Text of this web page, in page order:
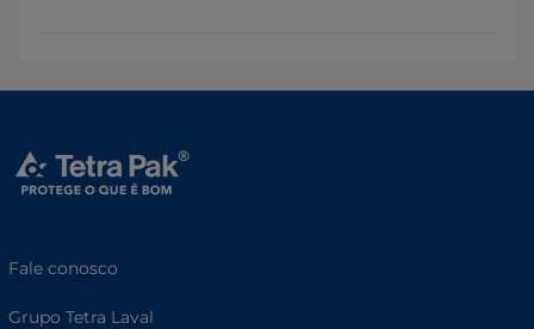
Fale conosco
Grupo Tetra Laval